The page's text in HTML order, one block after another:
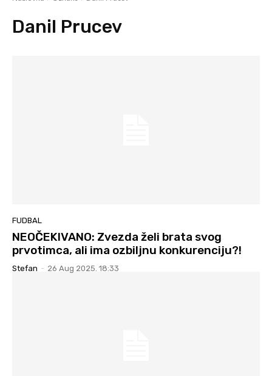
Danil Prucev
FUDBAL
NEOČEKIVANO: Zvezda želi brata svog
prvotimca, ali ima ozbiljnu konkurenciju?!
Stefan - 26 Aug 2025. 18:33